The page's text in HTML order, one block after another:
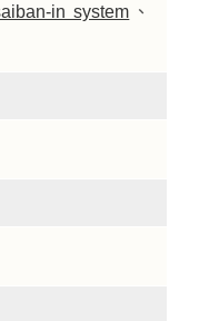
in system 、